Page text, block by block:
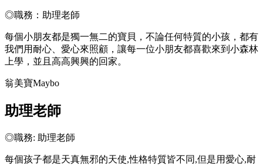
◎職務：助理老師
每個小朋友都是獨一無二的寶貝，不論任何特質的小孩，都有
我們用耐心、愛心來照顧，讓每一位小朋友都喜歡來到小森林
上學，並且高高興興的回家。
翁美寶Maybo
助理老師
◎職務: 助理老師
每個孩子都是天真無邪的天使,性格特質皆不同,但是用愛心,耐